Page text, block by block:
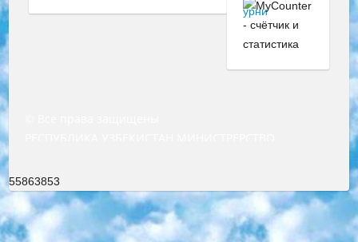
55863853